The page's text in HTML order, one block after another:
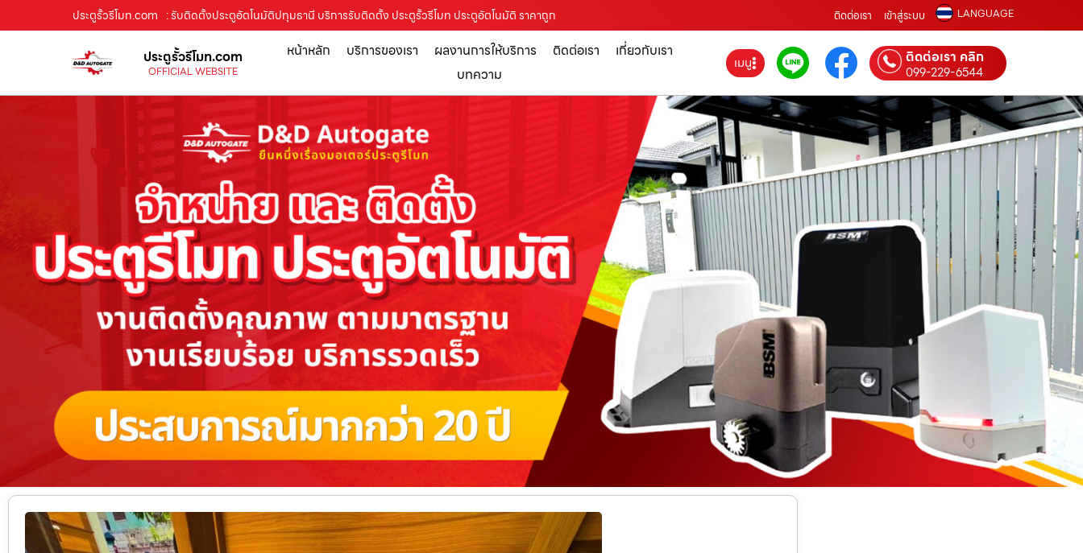
ประตูรั้วรีโมท.com : รับติดตั้งประตูอัตโนมัติปทุมธานี บริการรับติดตั้ง ประตูรั้วรีโมท ประตูอัตโนมัติ ราคาถูก ติดต่อเรา เข้าสู่ระบบ LANGUAGE
ประตูรั้วรีโมท.com
OFFICIAL WEBSITE
หน้าหลัก บริการของเรา ผลงานการให้บริการ ติดต่อเรา
เกี่ยวกับเรา
บทความ
เมนู ติดต่อเรา คลิก
099-229-6544